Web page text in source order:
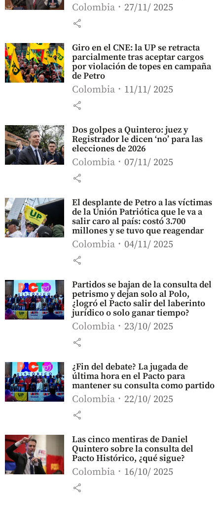
Colombia 27/11/ 2025
share
Giro en el CNE: la UP se retracta
parcialmente tras aceptar cargos
por violación de topes en campaña
de Petro
Colombia 11/11/ 2025
share
Dos golpes a Quintero: juez y
Registrador le dicen ‘no’ para las
elecciones de 2026
Colombia 07/11/ 2025
share
El desplante de Petro a las víctimas
de la Unión Patriótica que le va a
salir caro al país: costó 3.700
millones y se tuvo que reagendar
Colombia 04/11/ 2025
share
Partidos se bajan de la consulta del
petrismo y dejan solo al Polo,
¿logró el Pacto salir del laberinto
jurídico o solo ganar tiempo?
Colombia 23/10/ 2025
share
¿Fin del debate? La jugada de
última hora en el Pacto para
mantener su consulta como partido
Colombia 22/10/ 2025
share
Las cinco mentiras de Daniel
Quintero sobre la consulta del
Pacto Histórico, ¿qué sigue?
Colombia 16/10/ 2025
share